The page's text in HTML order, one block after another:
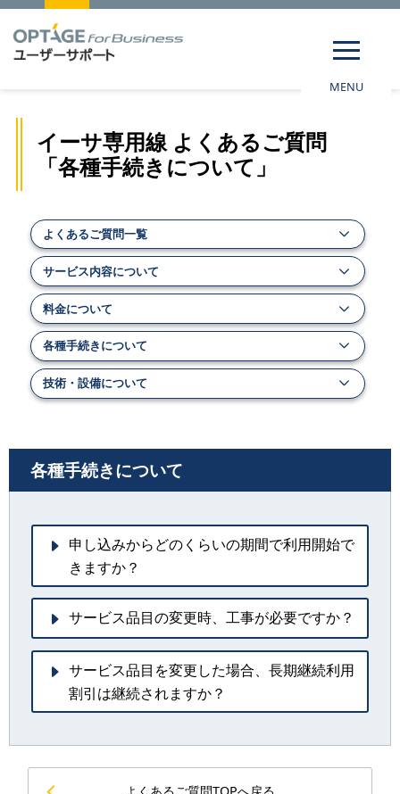
MENU
イーサ専用線 よくあるご質問
「各種手続きについて」
よくあるご質問一覧
サービス内容について
料金について
各種手続きについて
技術・設備について
各種手続きについて
申し込みからどのくらいの期間で利用開始で
きますか？
サービス品目の変更時、工事が必要ですか？
サービス品目を変更した場合、長期継続利用
割引は継続されますか？